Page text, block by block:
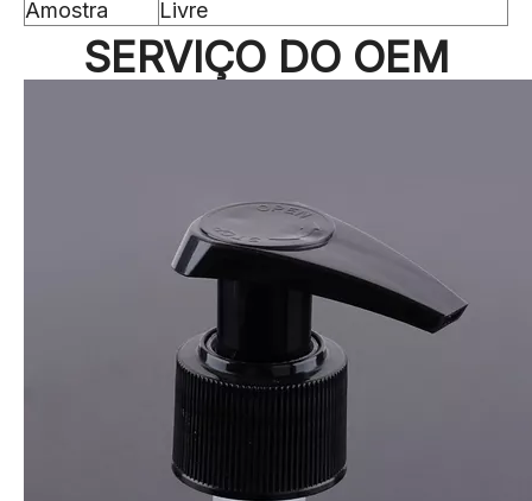
Amostra
Livre
SERVIÇO DO OEM